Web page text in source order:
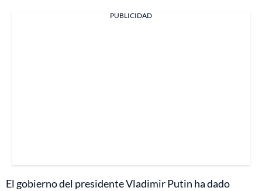
PUBLICIDAD
El gobierno del presidente Vladimir Putin ha dado